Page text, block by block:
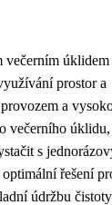
večerním úklidem
prostor a
a
večerního úklidu,
s
řešení
údržbu